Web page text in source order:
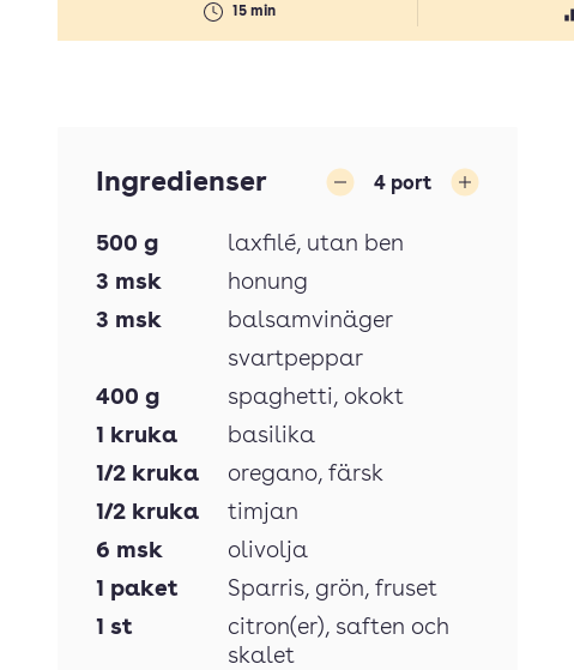
15 min
Ingredienser 4 port
500 g laxfilé, utan ben
3 msk
honung
3 msk
balsamvinäger
svartpeppar
400 g spaghetti, okokt
1 kruka
basilika
1/2 kruka oregano, färsk
1/2 kruka
timjan
6 msk
olivolja
1 paket Sparris, grön, fruset
1 st citron(er), saften och
skalet